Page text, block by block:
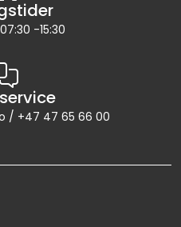
-15:30
/ +47 47 65 66 00